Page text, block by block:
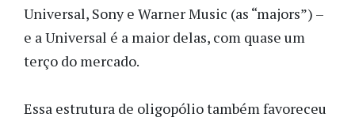
Universal, Sony e Warner Music (as “majors”) –
e a Universal é a maior delas, com quase um
terço do mercado.
Essa estrutura de oligopólio também favoreceu